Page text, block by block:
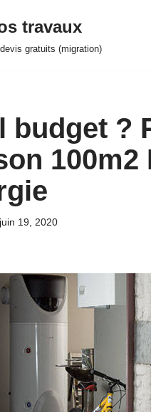
travaux
gratuits (migration)
budget ?
juin 19, 2020